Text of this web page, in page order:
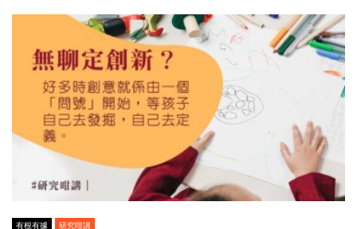
有根有據 研究咁講